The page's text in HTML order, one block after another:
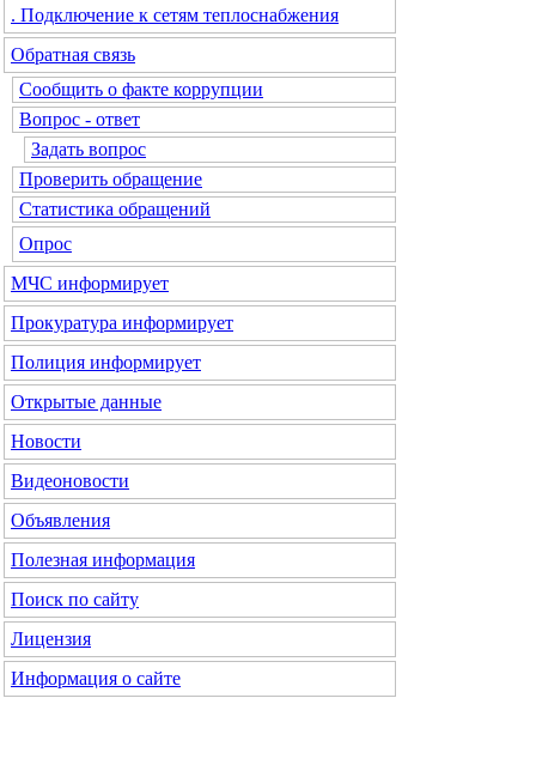
. Подключение к сетям теплоснабжения
Обратная связь
Сообщить о факте коррупции
Вопрос - ответ
Задать вопрос
Проверить обращение
Статистика обращений
Опрос
МЧС информирует
Прокуратура информирует
Полиция информирует
Открытые данные
Новости
Видеоновости
Объявления
Полезная информация
Поиск по сайту
Лицензия
Информация о сайте